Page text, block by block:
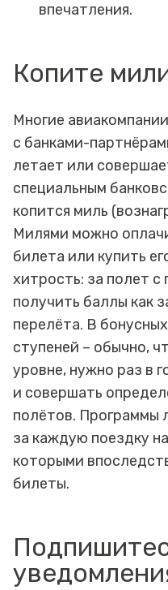
впечатления.
Копите
Многие
с банками-
летает или
специальным
копится миль
Милями можно
билета или купить
хитрость: за полет
получить баллы как
перелёта. В
ступеней – обычно,
уровне, нужно раз в
и совершать
полётов. Программы
за каждую поездку
которыми
билеты.